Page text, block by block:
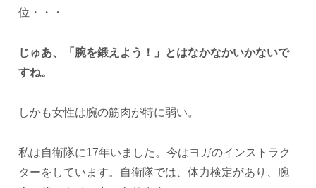
位・・・
じゅあ、「腕を鍛えよう！」とはなかなかいかないで
すね。
しかも女性は腕の筋肉が特に弱い。
私は自衛隊に17年いました。今はヨガのインストラク
ターをしています。自衛隊では、体力検定があり、腕